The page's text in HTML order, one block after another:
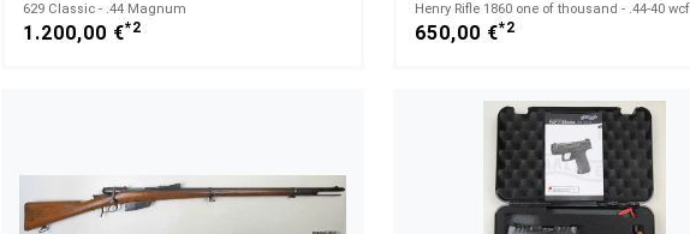
629 Classic - .44 Magnum
1.200,00 €*2
Henry Rifle 1860 one of thousand - .44-40 wcf
650,00 €*2